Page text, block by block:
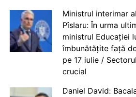
Ministrul interimar
Pîslaru: În urma
ministrul Educației
îmbunătățite față
pe 17 iulie /
crucial
Daniel David: